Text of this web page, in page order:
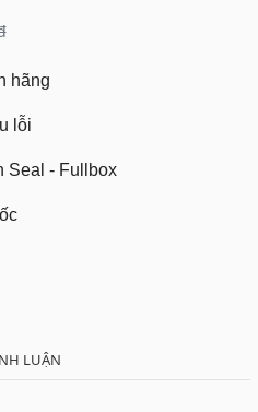
hãng
lỗi
Seal - Fullbox
LUẬN